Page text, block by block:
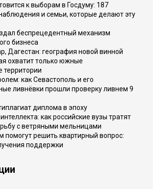
к выборам в Госдуму: 187
и семьи, которые делают эту
беспрецедентный механизм
бизнеса
Дагестан: география новой винной
охватит только южные
территории
как Севастополь и его
ливнёвки прошли проверку ливнем 9
диплома в эпоху
как российские вузы тратят
с ветряными мельницами
помогут решить квартирный вопрос:
поддержки